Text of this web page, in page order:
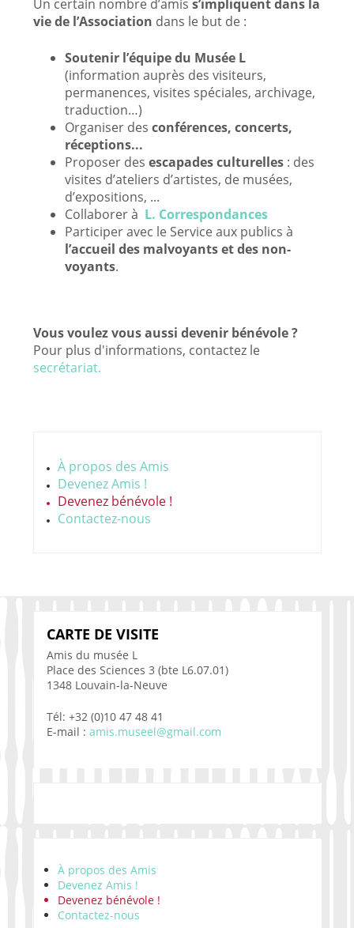
Un certain nombre d’amis s’impliquent dans la
vie de l’Association dans le but de :
Soutenir l’équipe du Musée L
(information auprès des visiteurs,
permanences, visites spéciales, archivage,
traduction…)
Organiser des conférences, concerts,
réceptions...
Proposer des escapades culturelles: des
visites d’ateliers d’artistes, de musées,
d’expositions, ...
Collaborer à L. Correspondances
Participer avec le Service aux publics à
l’accueil des malvoyants et des non-
voyants.
Vous voulez vous aussi devenir bénévole ?
Pour plus d'informations, contactez le
secrétariat.
À propos des Amis
Devenez Amis !
Devenez bénévole !
Contactez-nous
CARTE DE VISITE
Amis du musée L
Place des Sciences 3 (bte L6.07.01)
1348 Louvain-la-Neuve
Tél: +32 (0)10 47 48 41
E-mail : amis.museel@gmail.com
À propos des Amis
Devenez Amis !
Devenez bénévole !
Contactez-nous